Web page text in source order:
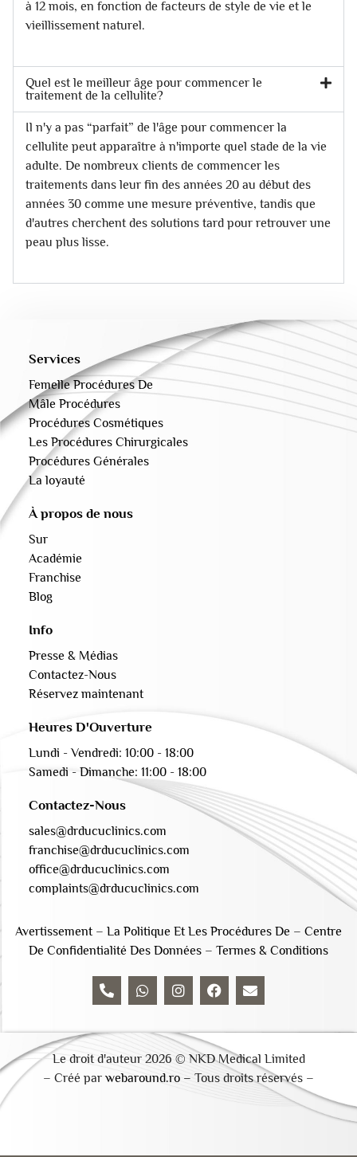
à 12 mois, en fonction de facteurs de style de vie et le
vieillissement naturel.
Quel est le meilleur âge pour commencer le
traitement de la cellulite?
Il n'y a pas “parfait” de l'âge pour commencer la
cellulite peut apparaître à n'importe quel stade de la vie
adulte. De nombreux clients de commencer les
traitements dans leur fin des années 20 au début des
années 30 comme une mesure préventive, tandis que
d'autres cherchent des solutions tard pour retrouver une
peau plus lisse.
Services
Femelle Procédures De
Mâle Procédures
Procédures Cosmétiques
Les Procédures Chirurgicales
Procédures Générales
La loyauté
À propos de nous
Sur
Académie
Franchise
Blog
Info
Presse & Médias
Contactez-Nous
Réservez maintenant
Heures D'Ouverture
Lundi - Vendredi: 10:00 - 18:00
Samedi - Dimanche: 11:00 - 18:00
Contactez-Nous
sales@drducuclinics.com
franchise@drducuclinics.com
office@drducuclinics.com
complaints@drducuclinics.com
Avertissement– La Politique Et Les Procédures De – Centre
De Confidentialité Des Données – Termes & Conditions
Le droit d'auteur 2026 © NKD Medical Limited
– Créé par webaround.ro – Tous droits réservés –